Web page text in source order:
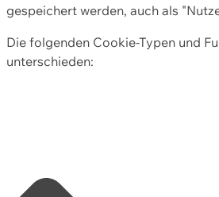
gespeichert werden, auch als
Die folgenden Cookie-Typen und
unterschieden: